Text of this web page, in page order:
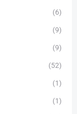
(6)
(9)
(9)
(52)
(1)
(1)